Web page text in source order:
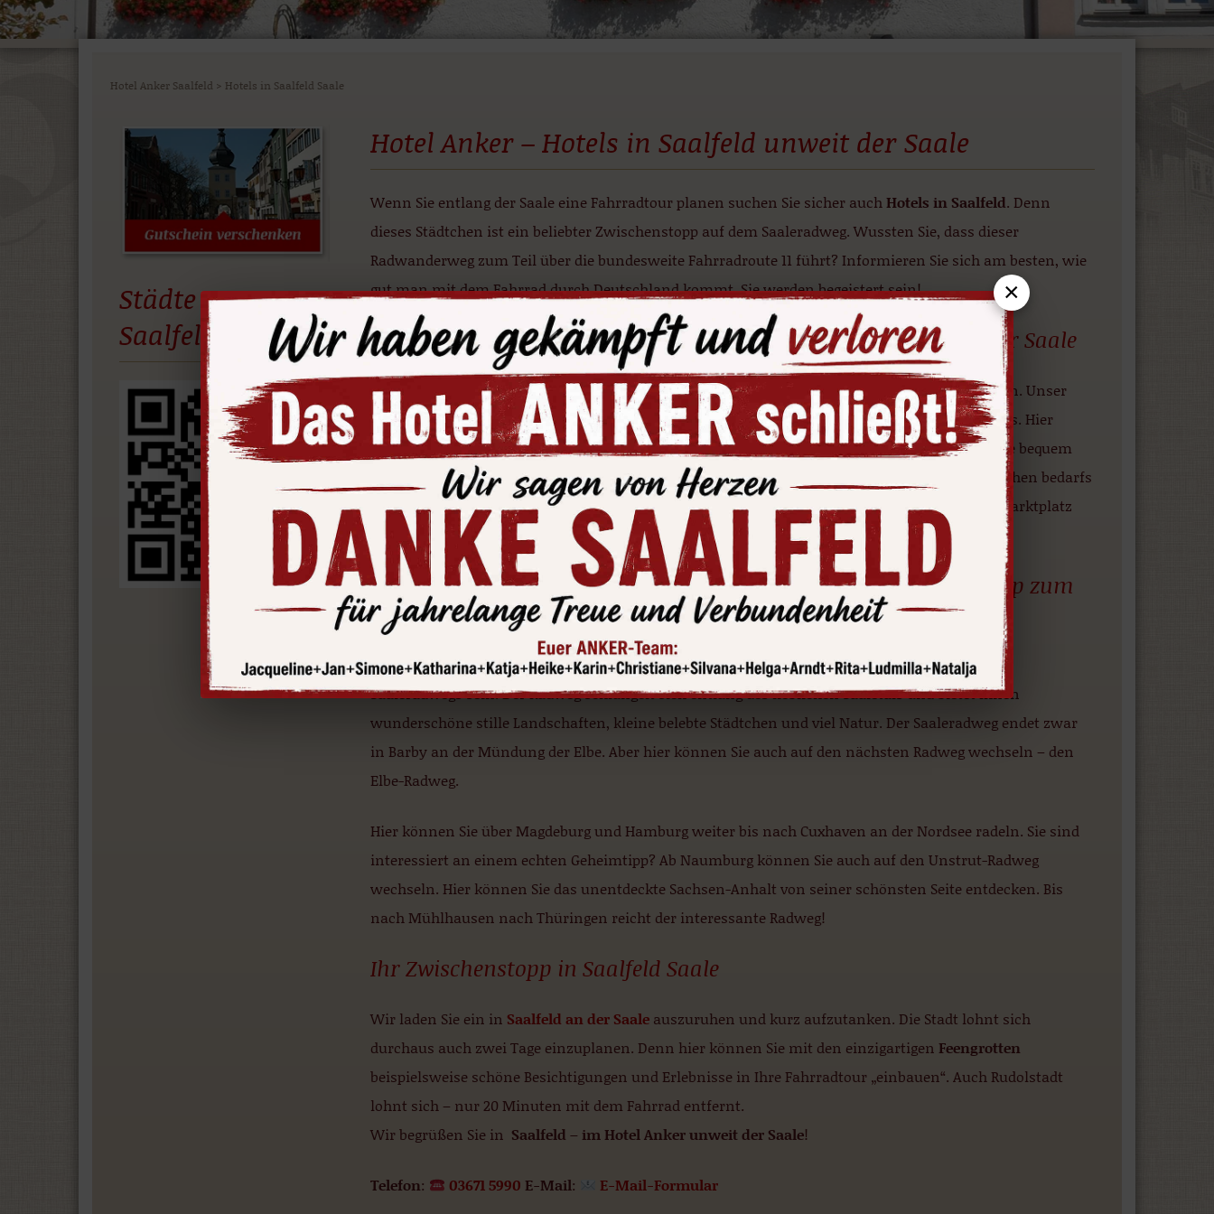
Hotel Anker Saalfeld > Hotels in Saalfeld Saale
Hotel Anker – Hotels in Saalfeld unweit der Saale
Wenn Sie entlang der Saale eine Fahrradtour planen suchen Sie sicher auchHotels in Saalfeld. Denn
dieses Städtchen ist ein beliebter Zwischenstopp auf dem Saaleradweg. Wussten Sie, dass dieser
Radwanderweg zum Teil über die bundesweite Fahrradroute 11 führt? Informieren Sie sich am besten, wie
gut man mit dem Fahrrad durch Deutschland kommt. Sie werden begeistert sein!
Hotels Saalfeld: Ideale Bedingungen für Ihre Übernachtung an der Saale
IhreÜbernachtungkönnen Sie ganz bequem telefonisch oder per E-Mail im Hotel Anker buchen. Unser
Hotel befindet sich oberhalb der Saale mitten in der schönen restaurierten Innenstadt Saalfelds. Hier
finden Sie die für Ihre Übernachtung optimale Bedingungen vor. Hier können Sie beispielsweise bequem
bei der Sparkasse oder anderen Geldinstituten Bargeld abheben. Sie finden die Waren des täglichen bedarfs
in der direkten Umgebung des Hotels vor. Zudem können Sie in eines der beliebten Cafés am Marktplatz
und anderen schönen Eckchen der Innenstadt besuchen.
Unterwegs in der Region Saalfeld und Mitteldeutschland – Ihr Tipp zum
Radwandern
Übrigens, wenn Sie in Hof starten, könnteSaalfelddie vierte Etappe auf Ihrem Weg entlang des
Saaleradwegs sein. Der Radweg schlängelt sich entlang des lieblichen Saaletals und bietet Ihnen
wunderschöne stille Landschaften, kleine belebte Städtchen und viel Natur. Der Saaleradweg endet zwar
in Barby an der Mündung der Elbe. Aber hier können Sie auch auf den nächsten Radweg wechseln – den
Elbe-Radweg.
Hier können Sie über Magdeburg und Hamburg weiter bis nach Cuxhaven an der Nordsee radeln. Sie sind
interessiert an einem echten Geheimtipp? Ab Naumburg können Sie auch auf den Unstrut-Radweg
wechseln. Hier können Sie das unentdeckte Sachsen-Anhalt von seiner schönsten Seite entdecken. Bis
nach Mühlhausen nach Thüringen reicht der interessante Radweg!
Ihr Zwischenstopp in Saalfeld Saale
Wir laden Sie ein in Saalfeld an der Saaleauszuruhen und kurz aufzutanken. Die Stadt lohnt sich
durchaus auch zwei Tage einzuplanen. Denn hier können Sie mit den einzigartigen Feengrotten
beispielsweise schöne Besichtigungen und Erlebnisse in Ihre Fahrradtour „einbauen“. Auch Rudolstadt
lohnt sich – nur 20 Minuten mit dem Fahrrad entfernt.
Wir begrüßen Sie in Saalfeld – im Hotel Anker unweit der Saale!
Telefon: 03671 5990 E-Mail: E-Mail-Formular
Städte App
Saalfeld
×